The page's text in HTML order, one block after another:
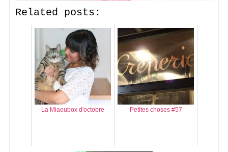
Related posts:
La Miaoubox d'octobre Petites choses #57